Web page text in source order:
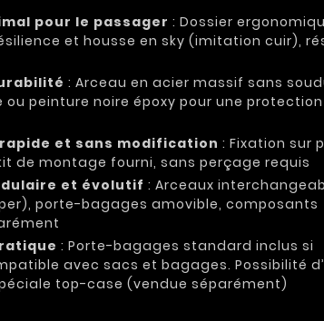
pour le passager : Dossier
et housse en sky (imitation cuir),
: Arceau en acier massif sans
peinture noire époxy pour une protection
et sans modification : Fixation sur
de montage fourni, sans perçage requis
et évolutif : Arceaux
porte-bagages amovible, composants
: Porte-bagages standard inclus si
avec sacs et bagages. Possibilité
top-case (vendue séparément)